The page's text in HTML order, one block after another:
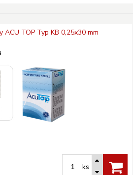
ACU TOP Typ KB 0,25x30 mm
ks